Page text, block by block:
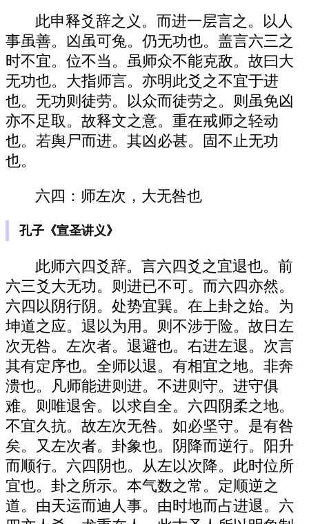
此申释爻辞之义。而进一层言之。以人
事虽善。凶虽可兔。仍无功也。盖言六三之
时不宜。位不当。虽师众不能克敌。故曰大
无功也。大指师言。亦明此爻之不宜于进
也。无功则徒劳。以众而徒劳之。则虽免凶
亦不足取。故释文之意。重在戒师之轻动
也。若舆尸而进。其凶必甚。固不止无功
也。
六四：师左次，大无咎也
孔子《宣圣讲义》
此师六四爻辞。言六四爻之宜退也。前
六三爻大无功。则进已不可。而六四亦然。
六四以阴行阴。处势宜巽。在上卦之始。为
坤道之应。退以为用。则不涉于险。故日左
次无咎。左次者。退避也。右进左退。次言
其有定序也。全师以退。有相宜之地。非奔
溃也。凡师能进则进。不进则守。进守俱
难。则唯退舍。以求自全。六四阴柔之地。
不宜久抗。故左次无咎。如必坚守。是有咎
矣。又左次者。卦象也。阴降而逆行。阳升
而顺行。六四阴也。从左以次降。此时位所
宜也。卦之所示。本气数之常。定顺逆之
道。由天运而迪人事。由时地而占进退。六